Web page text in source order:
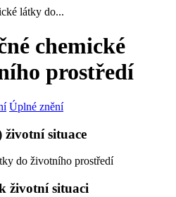
látky do...
chemické
prostředí
Úplné znění
životní situace
do životního prostředí
životní situaci